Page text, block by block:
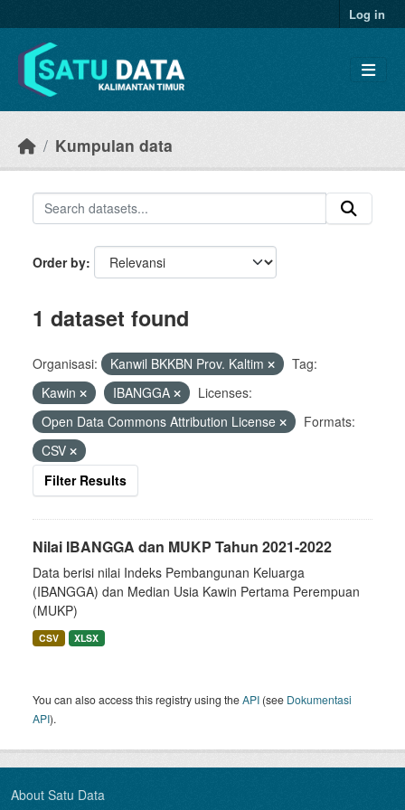
Log in
Kumpulan data
Order by
1 dataset found
Organisasi: Kanwil BKKBN Prov. Kaltim
Tag:
Kawin
IBANGGA
Licenses:
Open Data Commons Attribution License
Formats:
CSV
Filter Results
Nilai IBANGGA dan MUKP Tahun 2021-2022
Data berisi nilai Indeks Pembangunan Keluarga
(IBANGGA) dan Median Usia Kawin Pertama Perempuan
(MUKP)
CSV XLSX
You can also access this registry using theAPI (see Dokumentasi
API).
About Satu Data